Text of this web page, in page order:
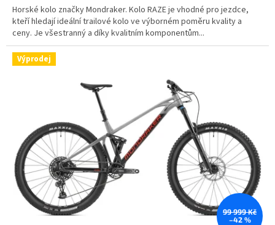
Horské kolo značky Mondraker. Kolo RAZE je vhodné pro jezdce,
kteří hledají ideální trailové kolo ve výborném poměru kvality a
ceny. Je všestranný a díky kvalitním komponentům...
Výprodej
99 999 Kč
–42 %